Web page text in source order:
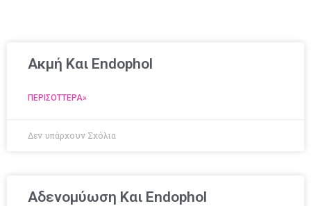
Ακμή Και Endophol
ΠΕΡΙΣΌΤΤΕΡΑ»
Δεν υπάρχουν Σχόλια
Aδενομύωση Και Endophol